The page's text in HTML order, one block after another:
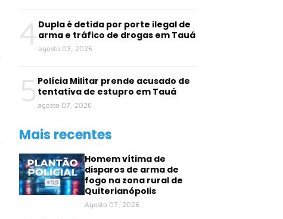
4 Dupla é detida por porte ilegal de
arma e tráfico de drogas em Tauá
agosto 03, 2026
5 Polícia Militar prende acusado de
tentativa de estupro em Tauá
agosto 07, 2026
Mais recentes
Homem vítima de
disparos de arma de
fogo na zona rural de
Quiterianópolis
Agosto 07, 2026